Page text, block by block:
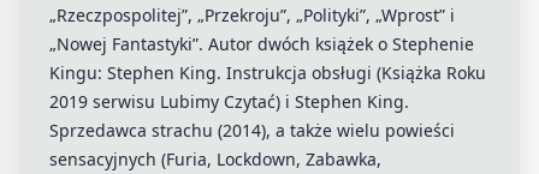
„Rzeczpospolitej”, „Przekroju”, „Polityki”, „Wprost” i
„Nowej Fantastyki”. Autor dwóch książek o Stephenie
Kingu: Stephen King. Instrukcja obsługi (Książka Roku
2019 serwisu Lubimy Czytać) i Stephen King.
Sprzedawca strachu (2014), a także wielu powieści
sensacyjnych (Furia, Lockdown, Zabawka,